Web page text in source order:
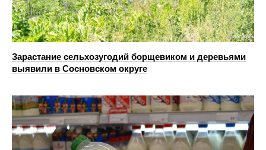
Зарастание сельхозугодий борщевиком и деревьями
выявили в Сосновском округе